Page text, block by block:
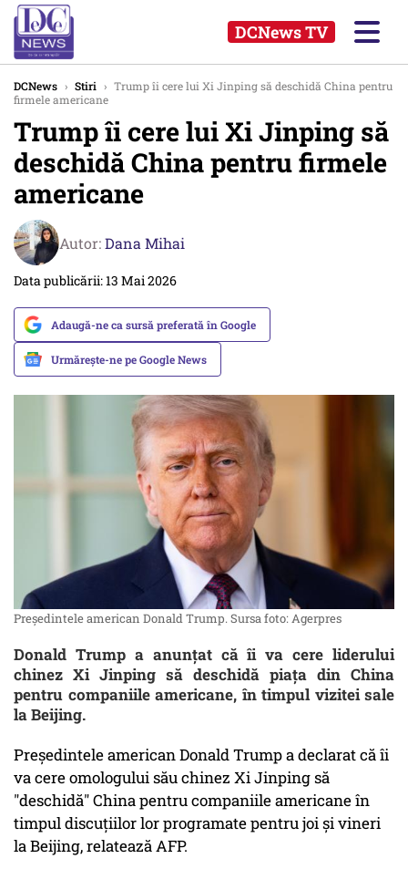
DCNews TV
DCNews › Stiri › Trump îi cere lui Xi Jinping să deschidă China pentru
firmele americane
Trump îi cere lui Xi Jinping să
deschidă China pentru firmele
americane
Autor:Dana Mihai
Data publicării: 13 Mai 2026
Adaugă-ne ca sursă preferată în Google
Urmărește-ne pe Google News
Președintele american Donald Trump. Sursa foto: Agerpres
Donald Trump a anunțat că îi va cere liderului
chinez Xi Jinping să deschidă piața din China
pentru companiile americane, în timpul vizitei sale
la Beijing.
Preşedintele american Donald Trump a declarat că îi
va cere omologului său chinez Xi Jinping să
"deschidă" China pentru companiile americane în
timpul discuţiilor lor programate pentru joi şi vineri
la Beijing, relatează AFP.